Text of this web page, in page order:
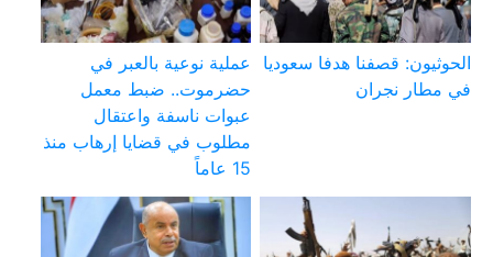
الحوثيون: قصفنا هدفا سعوديا
في مطار نجران
عملية نوعية بالعبر في
حضرموت.. ضبط معمل
عبوات ناسفة واعتقال
مطلوب في قضايا إرهاب منذ
15 عاماً